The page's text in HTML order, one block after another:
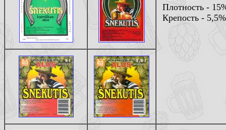
Плотность -
Крепость -